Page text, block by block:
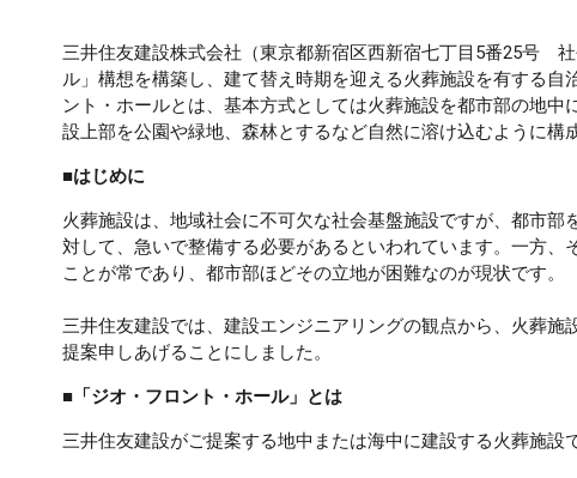
三井住友建設株式会社（東京都新宿区西新宿七丁目5番25号
ル」構想を構築し、建て替え時期を迎える火葬施設を有する
ント・ホールとは、基本方式としては火葬施設を都市部の地
設上部を公園や緑地、森林とするなど自然に溶け込むように構
■はじめに
火葬施設は、地域社会に不可欠な社会基盤施設ですが、都市
対して、急いで整備する必要があるといわれています。一方
ことが常であり、都市部ほどその立地が困難なのが現状です。
三井住友建設では、建設エンジニアリングの観点から、火葬
提案申しあげることにしました。
■「ジオ・フロント・ホール」とは
三井住友建設がご提案する地中または海中に建設する火葬施設で